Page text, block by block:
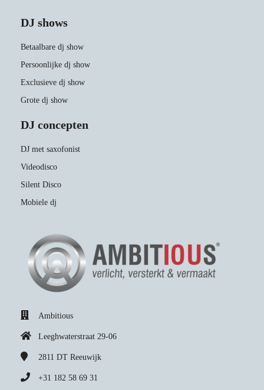
DJ shows
Betaalbare dj show
Persoonlijke dj show
Exclusieve dj show
Grote dj show
DJ concepten
DJ met saxofonist
Videodisco
Silent Disco
Mobiele dj
Ambitious
Leeghwaterstraat 29-06
2811 DT Reeuwijk
+31 182 58 69 31